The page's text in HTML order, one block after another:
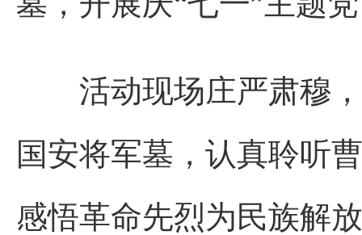
活动现场庄严肃穆，
国安将军墓，认真聆听
感悟革命先烈为民族解